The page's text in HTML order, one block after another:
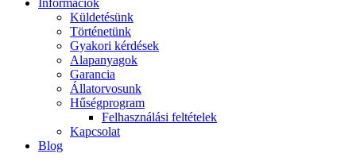
Információk
Küldetésünk
Történetünk
Gyakori kérdések
Alapanyagok
Garancia
Állatorvosunk
Hűségprogram
Felhasználási feltételek
Kapcsolat
Blog